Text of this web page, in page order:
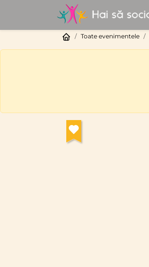
Toate evenimentele